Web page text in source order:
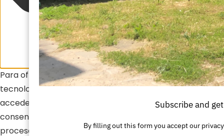
Para ofrecer las mejores experiencias, utilizamos
tecnologías como las cookies para almacenar y/o
acceder a la información del dispositivo. El
consentimiento de estas tecnologías nos permitirá
procesar datos como el comportamiento de
Subscribe and
By filling out this form you accept our